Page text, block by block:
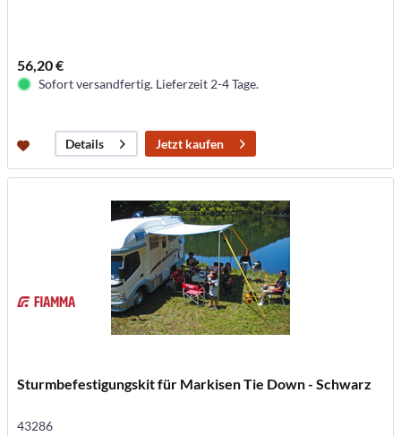
56,20 €
Sofort versandfertig. Lieferzeit 2-4 Tage.
Details Jetzt kaufen
Sturmbefestigungskit für Markisen Tie Down - Schwarz
43286